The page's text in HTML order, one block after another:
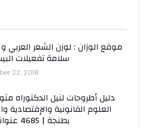
موقع الوزان : لوزن الشعر العربي
سلامة تفعيلات
22, 2018
دليل أطروحات لنيل الدكتوراه
العلوم القانونية والإقتصادية
بطنجة | 4685 عنوانا (الجزء 1)